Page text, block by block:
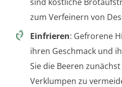
zum Verfeinern von
Einfrieren: Gefrorene
ihren Geschmack und
Sie die Beeren
Verklumpen zu